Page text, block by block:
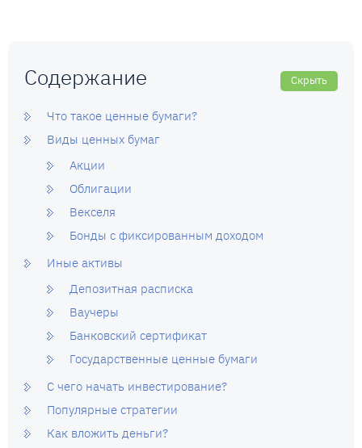
Содержание Скрыть
Что такое ценные бумаги?
Виды ценных бумаг
Акции
Облигации
Векселя
Бонды с фиксированным доходом
Иные активы
Депозитная расписка
Ваучеры
Банковский сертификат
Государственные ценные бумаги
С чего начать инвестирование?
Популярные стратегии
Как вложить деньги?